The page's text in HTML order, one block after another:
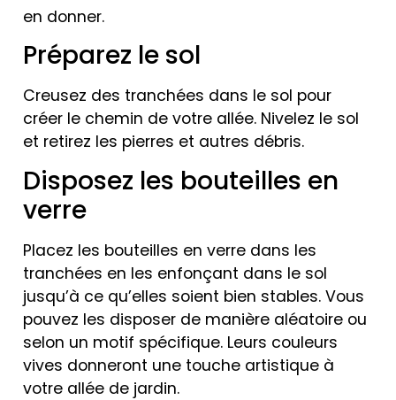
en donner.
Préparez le sol
Creusez des tranchées dans le sol pour
créer le chemin de votre allée. Nivelez le sol
et retirez les pierres et autres débris.
Disposez les bouteilles en
verre
Placez les bouteilles en verre dans les
tranchées en les enfonçant dans le sol
jusqu’à ce qu’elles soient bien stables. Vous
pouvez les disposer de manière aléatoire ou
selon un motif spécifique. Leurs couleurs
vives donneront une touche artistique à
votre allée de jardin.